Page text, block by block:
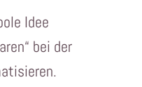
Idee
bei der